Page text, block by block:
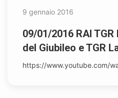
9 gennaio 2016
09/01/2016 RAI
del Giubileo e TGR
https://www.youtube.com/